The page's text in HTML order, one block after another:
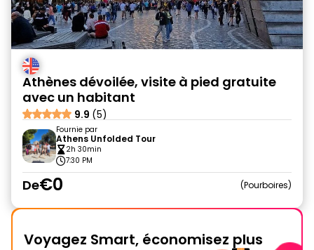
Athènes dévoilée, visite à pied gratuite
avec un habitant
9.9 (5)
Fournie par
Athens Unfolded Tour
2h 30min
7:30 PM
De€0 Pourboires
Voyagez Smart, économisez plus